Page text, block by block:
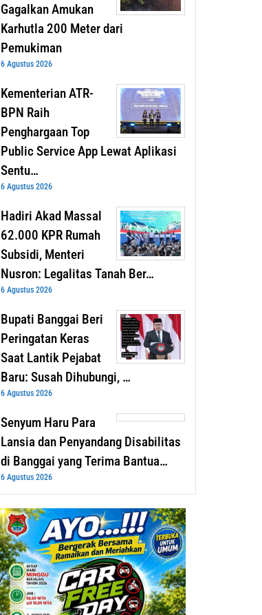
Gagalkan Amukan
Karhutla 200 Meter dari
Pemukiman
6 Agustus 2026
Kementerian ATR-
BPN Raih
Penghargaan Top
Public Service App Lewat Aplikasi
Sentu…
6 Agustus 2026
Hadiri Akad Massal
62.000 KPR Rumah
Subsidi, Menteri
Nusron: Legalitas Tanah Ber…
6 Agustus 2026
Bupati Banggai Beri
Peringatan Keras
Saat Lantik Pejabat
Baru: Susah Dihubungi, …
6 Agustus 2026
Senyum Haru Para
Lansia dan Penyandang Disabilitas
di Banggai yang Terima Bantua…
6 Agustus 2026